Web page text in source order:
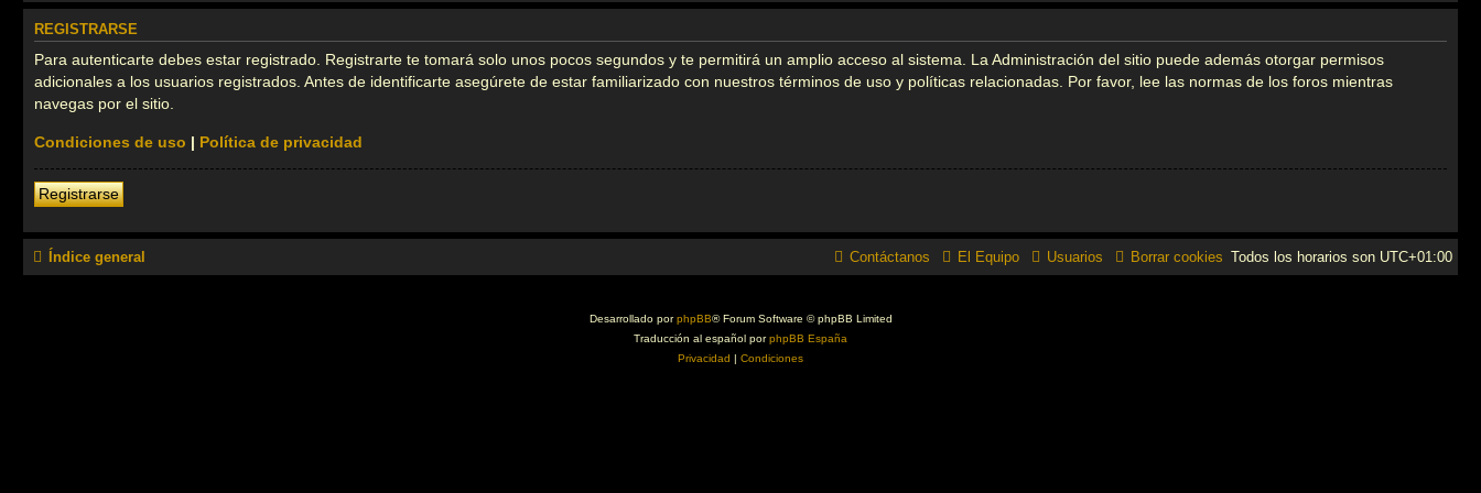
REGISTRARSE
Para autenticarte debes estar registrado. Registrarte te tomará solo unos pocos segundos y te permitirá un amplio acceso al sistema. La Administración del sitio puede además otorgar permisos
adicionales a los usuarios registrados. Antes de identificarte asegúrete de estar familiarizado con nuestros términos de uso y políticas relacionadas. Por favor, lee las normas de los foros mientras
navegas por el sitio.
Condiciones de uso | Política de privacidad
Registrarse
Índice general Todos los horarios son UTC+01:00
Borrar cookies
Usuarios
El Equipo
Contáctanos
Desarrollado porphpBB® Forum Software © phpBB Limited
Traducción al español porphpBB España
Privacidad | Condiciones